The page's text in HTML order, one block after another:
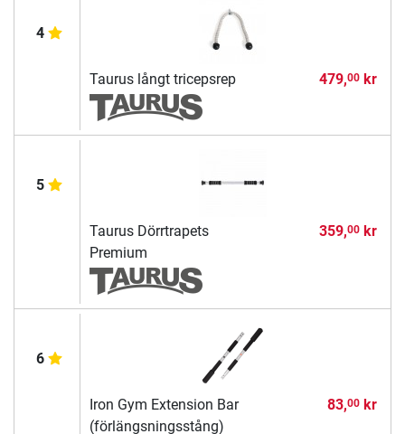
4
Taurus långt tricepsrep 479,00kr
5
Taurus Dörrtrapets
Premium
359,00kr
6
Iron Gym Extension Bar
(förlängsningsstång)
83,00kr